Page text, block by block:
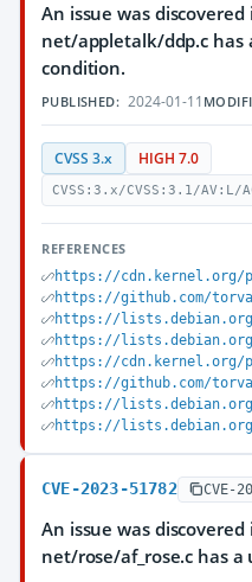
An issue was
net/appletalk/ddp.c has
condition.
PUBLISHED: 2024-01-11
CVSS 3.x HIGH 7.0
CVSS:3.x/CVSS:3.1/
REFERENCES
https://cdn.kernel.org/
https://github.com/
https://lists.debian.org/
https://lists.debian.org/
https://cdn.kernel.org/
https://github.com/
https://lists.debian.org/
https://lists.debian.org/
CVE-2023-51782 CVE-
An issue was
net/rose/af_rose.c has a